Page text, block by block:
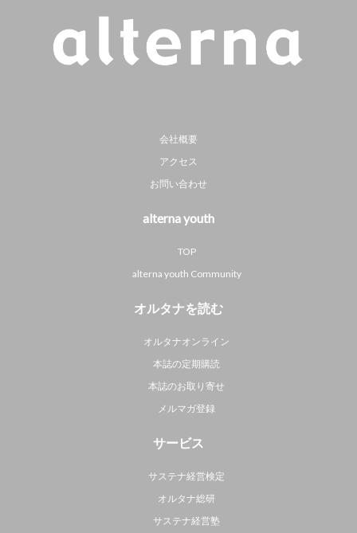
会社概要
アクセス
お問い合わせ
alterna youth
TOP
alterna youth Community
オルタナを読む
オルタナオンライン
本誌の定期購読
本誌のお取り寄せ
メルマガ登録
サービス
サステナ経営検定
オルタナ総研
サステナ経営塾